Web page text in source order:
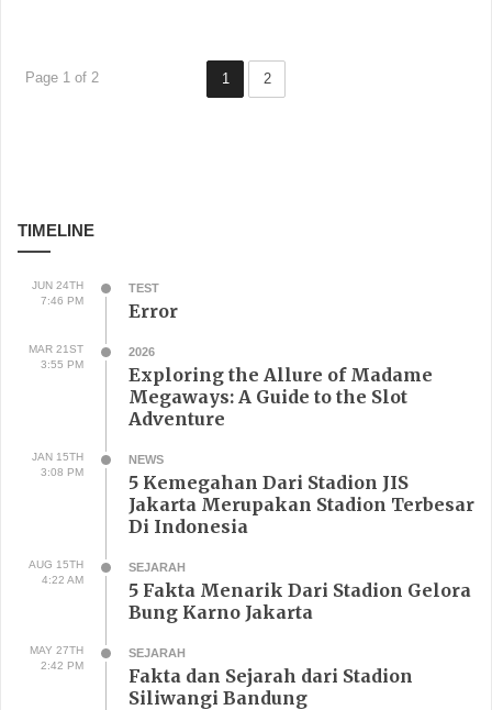
Page 1 of 2 1 2
TIMELINE
JUN 24TH
7:46 PM
TEST
Error
MAR 21ST
3:55 PM
2026
Exploring the Allure of Madame
Megaways: A Guide to the Slot
Adventure
JAN 15TH
3:08 PM
NEWS
5 Kemegahan Dari Stadion JIS
Jakarta Merupakan Stadion Terbesar
Di Indonesia
AUG 15TH
4:22 AM
SEJARAH
5 Fakta Menarik Dari Stadion Gelora
Bung Karno Jakarta
MAY 27TH
2:42 PM
SEJARAH
Fakta dan Sejarah dari Stadion
Siliwangi Bandung